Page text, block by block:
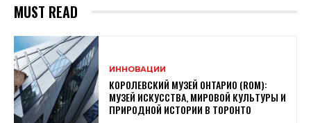
MUST READ
ИННОВАЦИИ
КОРОЛЕВСКИЙ МУЗЕЙ ОНТАРИО (ROM):
МУЗЕЙ ИСКУССТВА, МИРОВОЙ КУЛЬТУРЫ И
ПРИРОДНОЙ ИСТОРИИ В ТОРОНТО